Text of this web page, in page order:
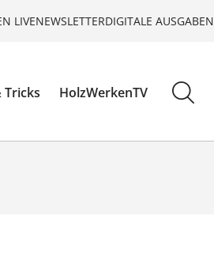
LIVENEWSLETTERDIGITALE AUSGABEN
Tricks HolzWerkenTV